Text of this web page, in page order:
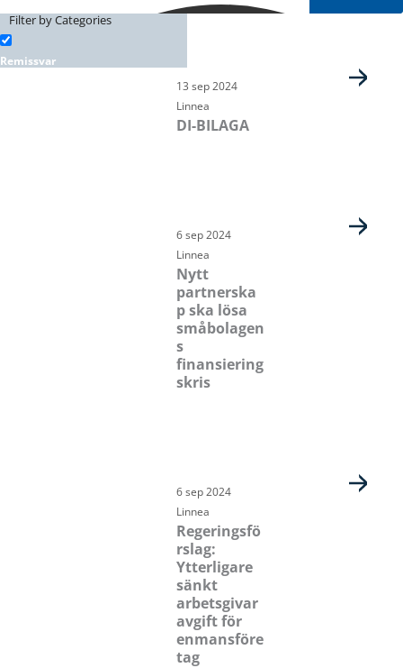
Filter by Categories
Remissvar
13 sep 2024
Linnea
DI-BILAGA
6 sep 2024
Linnea
Nytt
partnerska
p ska lösa
småbolagen
s
finansiering
skris
6 sep 2024
Linnea
Regeringsfö
rslag:
Ytterligare
sänkt
arbetsgivar
avgift för
enmansföre
tag